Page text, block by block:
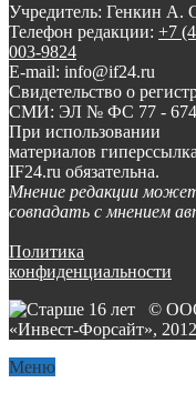
Учредитель: Генкин А.
Телефон редакции: +7
003-9824
E-mail: info@if24.ru
Свидетельство о
СМИ: ЭЛ № ФС 77 -
При использовании
материалов
IF24.ru обязательна.
Мнение редакции
совпадать с мнением
Политика
конфиденциальности
©
«Инвест-Форсайт»,
Меню